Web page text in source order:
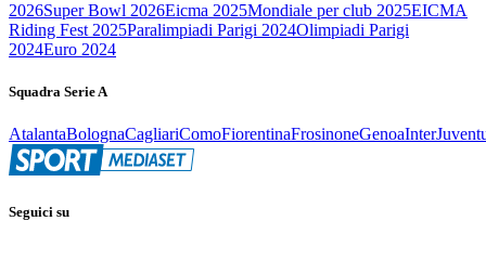
2026Super Bowl 2026Eicma 2025Mondiale per club 2025EICMA
Riding Fest 2025Paralimpiadi Parigi 2024Olimpiadi Parigi
2024Euro 2024
Squadra Serie A
AtalantaBolognaCagliariComoFiorentinaFrosinoneGenoaInter
Seguici su